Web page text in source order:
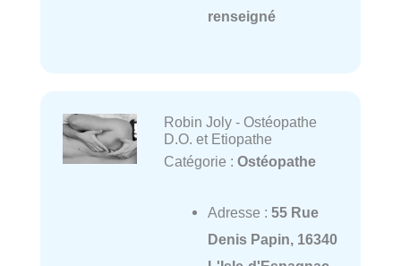
renseigné
Robin Joly - Ostéopathe
D.O. et Etiopathe
Catégorie : Ostéopathe
Adresse : 55 Rue
Denis Papin, 16340